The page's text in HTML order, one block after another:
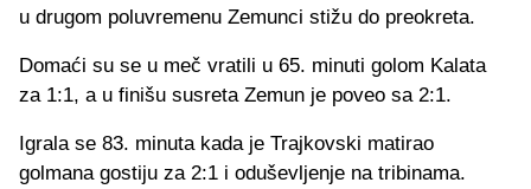
u drugom poluvremenu Zemunci stižu do preokreta.
Domaći su se u meč vratili u 65. minuti golom Kalata
za 1:1, a u finišu susreta Zemun je poveo sa 2:1.
Igrala se 83. minuta kada je Trajkovski matirao
golmana gostiju za 2:1 i oduševljenje na tribinama.